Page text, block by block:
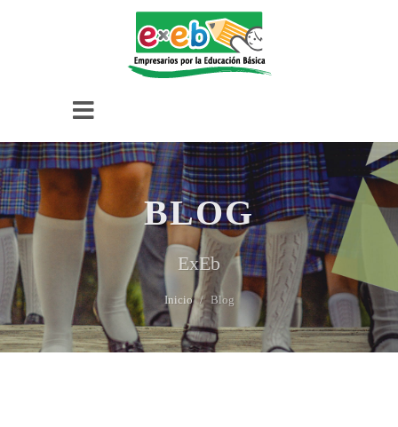
BLOG
ExEb
Inicio Blog